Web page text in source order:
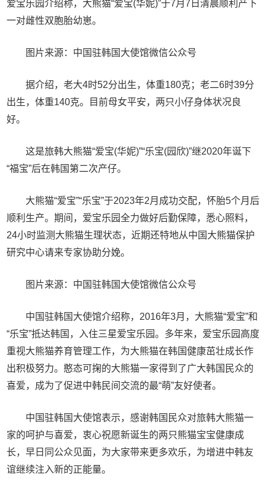
爱宝乐园介绍称，大熊猫“爱宝(华妮)”于7月7日清晨顺利产下
一对雌性双胞胎幼崽。
图片来源：中国驻韩国大使馆微信公众号
据介绍，老大4时52分出生，体重180克；老二6时39分
出生，体重140克。目前母女平安，两只小仔身体状况良
好。
这是旅韩大熊猫“爱宝(华妮)”“乐宝(园欣)”继2020年诞下
“福宝”后在韩国第二次产仔。
大熊猫“爱宝”“乐宝”于2023年2月成功交配，怀胎5个月后
顺利生产。期间，爱宝乐园全力做好后勤保障，悉心照料，
24小时监测大熊猫生理状态，近期还特地从中国大熊猫保护
研究中心请来专家协助分娩。
图片来源：中国驻韩国大使馆微信公众号
中国驻韩国大使馆介绍称，2016年3月，大熊猫“爱宝”和
“乐宝”抵达韩国，入住三星爱宝乐园。多年来，爱宝乐园高度
重视大熊猫养育管理工作，为大熊猫在韩国健康茁壮成长作
出积极努力。憨态可掬的大熊猫一家得到了广大韩国民众的
喜爱，成为了促进中韩民间交流的最“萌”友好使者。
中国驻韩国大使馆表示，感谢韩国民众对旅韩大熊猫一
家的呵护与喜爱，衷心祝愿新诞生的两只熊猫宝宝健康成
长，早日同公众见面，为大家带来更多欢乐，为增进中韩友
谊继续注入新的正能量。